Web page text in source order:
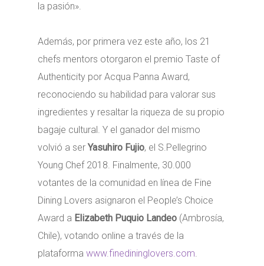
la pasión».
Además, por primera vez este año, los 21
chefs mentors otorgaron el premio Taste of
Authenticity por Acqua Panna Award,
reconociendo su habilidad para valorar sus
ingredientes y resaltar la riqueza de su propio
bagaje cultural. Y el ganador del mismo
volvió a serYasuhiro Fujio, el S.Pellegrino
Young Chef 2018. Finalmente, 30.000
votantes de la comunidad en línea de Fine
Dining Lovers asignaron el People’s Choice
Award a Elizabeth Puquio Landeo (Ambrosía,
Chile), votando online a través de la
plataforma www.finedininglovers.com.